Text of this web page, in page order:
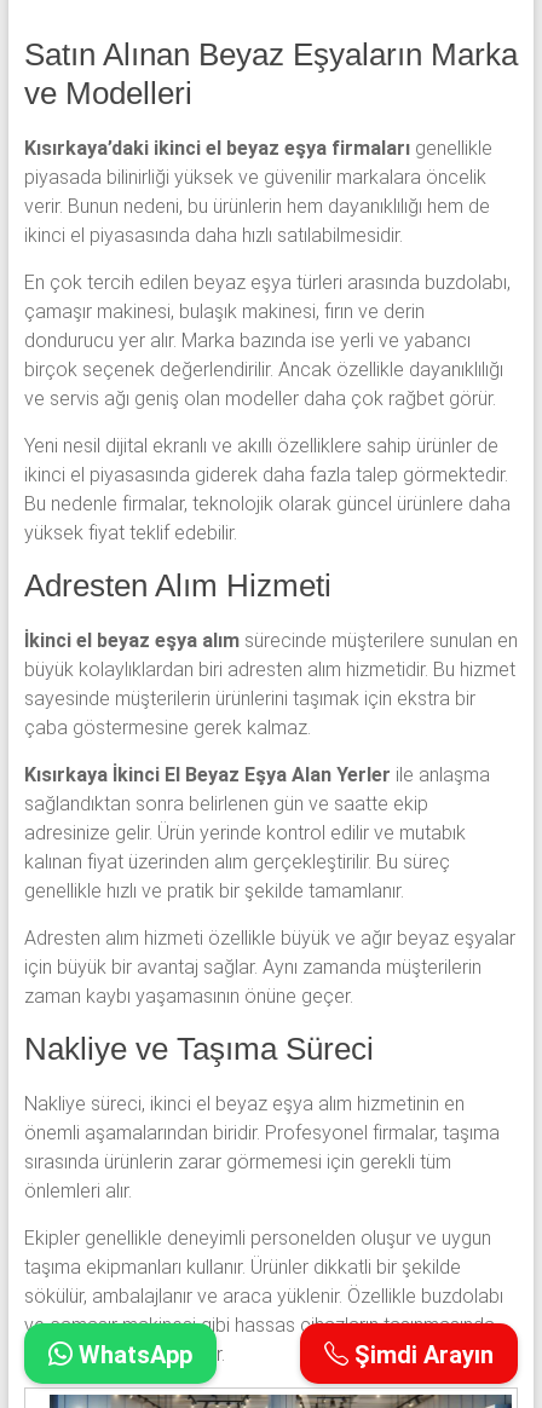
Satın Alınan Beyaz Eşyaların Marka
ve Modelleri
Kısırkaya’daki ikinci el beyaz eşya firmalarıgenellikle
piyasada bilinirliği yüksek ve güvenilir markalara öncelik
verir. Bunun nedeni, bu ürünlerin hem dayanıklılığı hem de
ikinci el piyasasında daha hızlı satılabilmesidir.
En çok tercih edilen beyaz eşya türleri arasında buzdolabı,
çamaşır makinesi, bulaşık makinesi, fırın ve derin
dondurucu yer alır. Marka bazında ise yerli ve yabancı
birçok seçenek değerlendirilir. Ancak özellikle dayanıklılığı
ve servis ağı geniş olan modeller daha çok rağbet görür.
Yeni nesil dijital ekranlı ve akıllı özelliklere sahip ürünler de
ikinci el piyasasında giderek daha fazla talep görmektedir.
Bu nedenle firmalar, teknolojik olarak güncel ürünlere daha
yüksek fiyat teklif edebilir.
Adresten Alım Hizmeti
İkinci el beyaz eşya alımsürecinde müşterilere sunulan en
büyük kolaylıklardan biri adresten alım hizmetidir. Bu hizmet
sayesinde müşterilerin ürünlerini taşımak için ekstra bir
çaba göstermesine gerek kalmaz.
Kısırkaya İkinci El Beyaz Eşya Alan Yerler ile anlaşma
sağlandıktan sonra belirlenen gün ve saatte ekip
adresinize gelir. Ürün yerinde kontrol edilir ve mutabık
kalınan fiyat üzerinden alım gerçekleştirilir. Bu süreç
genellikle hızlı ve pratik bir şekilde tamamlanır.
Adresten alım hizmeti özellikle büyük ve ağır beyaz eşyalar
için büyük bir avantaj sağlar. Aynı zamanda müşterilerin
zaman kaybı yaşamasının önüne geçer.
Nakliye ve Taşıma Süreci
Nakliye süreci, ikinci el beyaz eşya alım hizmetinin en
önemli aşamalarından biridir. Profesyonel firmalar, taşıma
sırasında ürünlerin zarar görmemesi için gerekli tüm
önlemleri alır.
Ekipler genellikle deneyimli personelden oluşur ve uygun
taşıma ekipmanları kullanır. Ürünler dikkatli bir şekilde
sökülür, ambalajlanır ve araca yüklenir. Özellikle buzdolabı
ve çamaşır makinesi gibi hassas cihazların taşınmasında
özenli bir çalışma yapılır.
Şimdi Arayın
WhatsApp